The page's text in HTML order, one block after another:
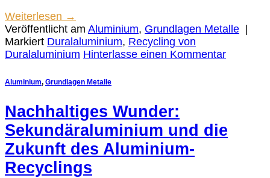
Weiterlesen →
Veröffentlicht am Aluminium, Grundlagen Metalle
Markiert Duralaluminium, Recycling von
Duralaluminium Hinterlasse einen Kommentar
Aluminium, Grundlagen Metalle
Nachhaltiges Wunder:
Sekundäraluminium und die
Zukunft des Aluminium-
Recyclings